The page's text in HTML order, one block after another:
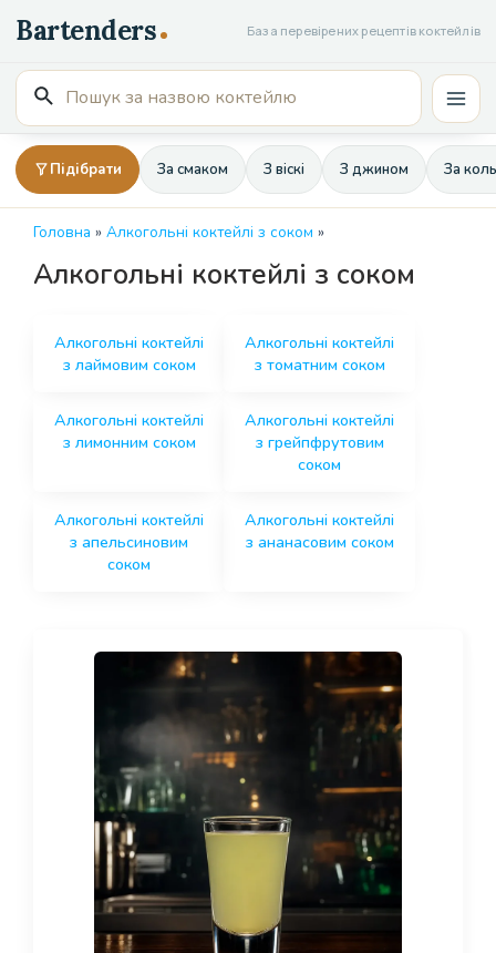
до
вмісту
База перевірених рецептів коктейлів
Пошук
для:
Підібрати За смаком З віскі З джином За
Головна » Алкогольні коктейлі з соком »
Алкогольні коктейлі з соком
Алкогольні коктейлі
з лаймовим соком
Алкогольні коктейлі
з томатним соком
Алкогольні коктейлі
з лимонним соком
Алкогольні коктейлі
з грейпфрутовим
соком
Алкогольні коктейлі
з апельсиновим
соком
Алкогольні коктейлі
з ананасовим соком